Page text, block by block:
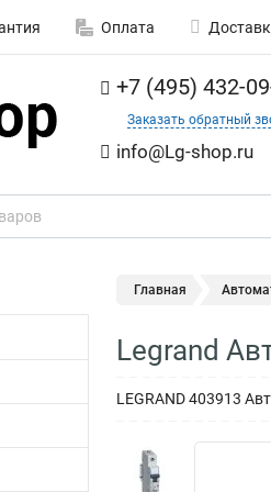
Оплата
+7 (495) 432-
Заказать обратный
info@Lg-shop.ru
Главная
Legrand
LEGRAND 403913